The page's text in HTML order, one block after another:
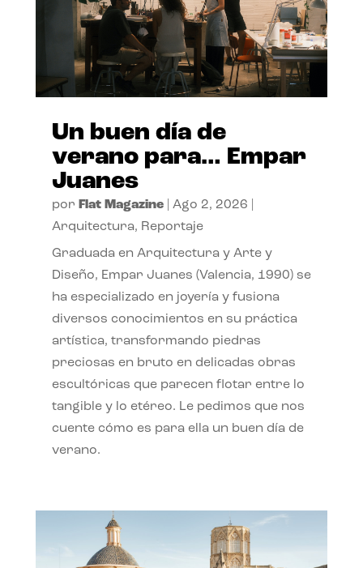
Un buen día de
verano para… Empar
Juanes
por Flat Magazine| Ago 2, 2026
Arquitectura, Reportaje
Graduada en Arquitectura y Arte y
Diseño, Empar Juanes (Valencia, 1990) se
ha especializado en joyería y fusiona
diversos conocimientos en su práctica
artística, transformando piedras
preciosas en bruto en delicadas obras
escultóricas que parecen flotar entre lo
tangible y lo etéreo. Le pedimos que nos
cuente cómo es para ella un buen día de
verano.